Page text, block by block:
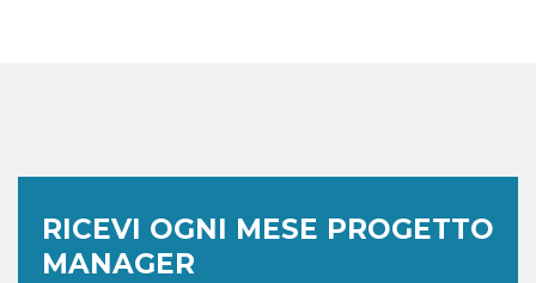
RICEVI OGNI MESE PROGETTO
MANAGER